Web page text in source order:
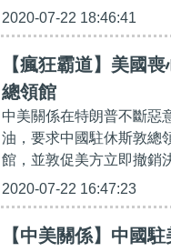
2020-07-22 18:46:41
【瘋狂霸道】美國
總領館
中美關係在特朗普不斷惡
油，要求中國駐休斯敦總
館，並敦促美方立即撤銷
2020-07-22 16:47:23
【中美關係】中國